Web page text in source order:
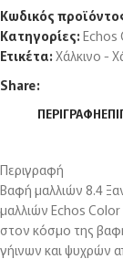
Κωδικός
Κατηγορίες: Echos
Ετικέτα: Χάλκινο -
Share:
ΠΕΡΙΓΡΑΦΉ
Περιγραφή
Bαφή μαλλιών 8.4
μαλλιών Echos
στον κόσμο της
γήινων και ψυχρών